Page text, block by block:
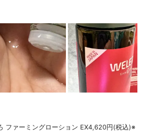
ファーミングローション EX4,620円(税込)※